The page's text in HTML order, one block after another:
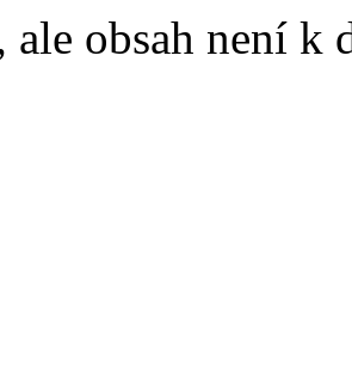
ale obsah není k